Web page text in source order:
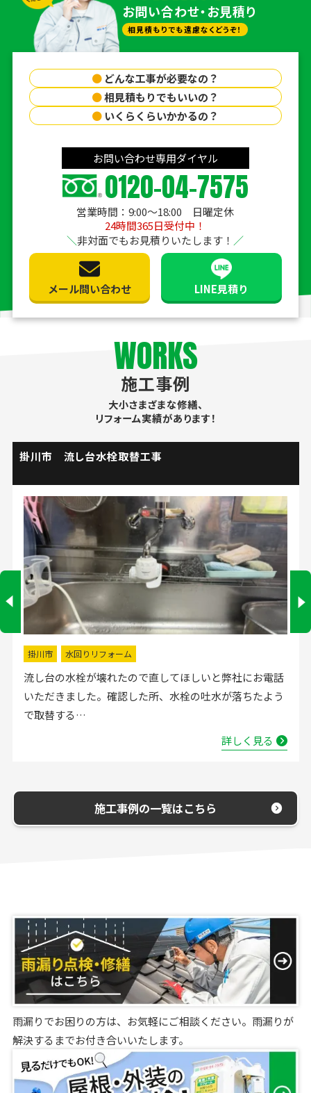
お問い合わせ・お見積り
相見積もりでも遠慮なくどうぞ！
● どんな工事が必要なの？
●相見積もりでもいいの？
● いくらくらいかかるの？
お問い合わせ専用ダイヤル
0120-04-7575
営業時間：9:00〜18:00 日曜定休
24時間365日受付中！
非対面でもお見積りいたします！
メール問い合わせ LINE見積り
WORKS
施工事例
大小さまざまな修繕、
リフォーム実績があります！
掛川市 流し台水栓取替工事
掛川市 水回りリフォーム
流し台の水栓が壊れたので直してほしいと弊社にお電話
いただきました。確認した所、水栓の吐水が落ちたよう
で取替する…
詳しく見る
施工事例の一覧はこちら
雨漏りでお困りの方は、お気軽にご相談ください。雨漏りが
解決するまでお付き合いいたします。